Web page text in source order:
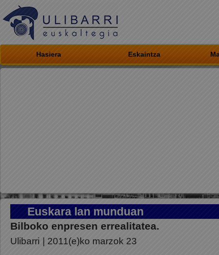
Hasiera Eskaintza
Euskara lan munduan
Bilboko enpresen errealitatea.
Ulibarri | 2011(e)ko marzok 23